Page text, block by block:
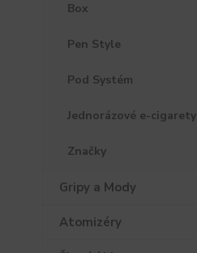
Box
Pen Style
Pod Systém
Jednorázové e-cigarety
Značky
Gripy a Mody
Atomizéry